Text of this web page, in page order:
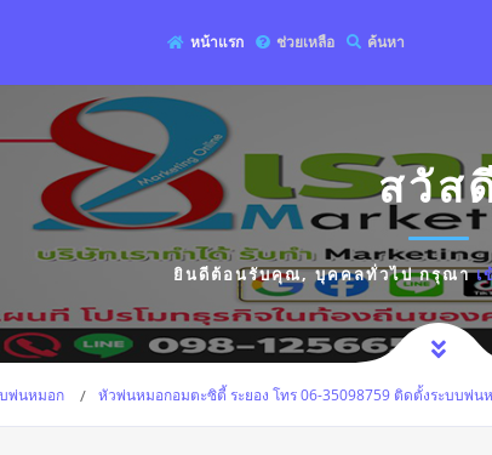
หน้าแรก ช่วยเหลือ ค้นหา
สวัส
ยินดีต้อนรับคุณ,บุคคลทั่วไปกรุณาเ
พ่นหมอก หัวพ่นหมอกอมตะซิตี้ ระยอง โทร 06-35098759 ติดตั้งระบบพ่น